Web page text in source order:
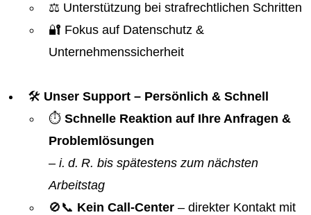
⚖️ Unterstützung bei strafrechtlichen Schritten
🔐 Fokus auf Datenschutz &
Unternehmenssicherheit
🛠️ Unser Support – Persönlich & Schnell
⏱️ Schnelle Reaktion auf Ihre Anfragen &
Problemlösungen
– i. d. R. bis spätestens zum nächsten
Arbeitstag
🚫📞 Kein Call-Center – direkter Kontakt mit